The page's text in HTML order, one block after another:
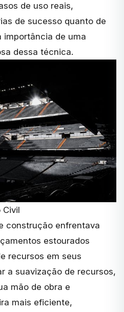
de uso reais,
de sucesso quanto de
importância de uma
dessa técnica.
Civil
construção enfrentava
estourados
recursos em seus
a suavização de recursos,
mão de obra e
mais eficiente,